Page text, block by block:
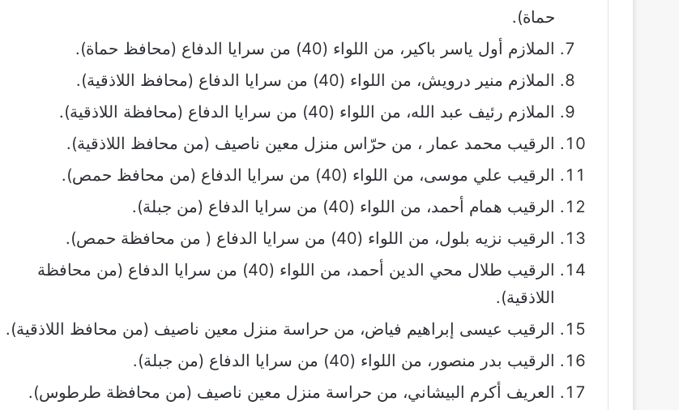
حماة).
الملازم أول ياسر باكير، من اللواء (40) من سرايا الدفاع (محافظ حماة).
الملازم منير درويش، من اللواء (40) من سرايا الدفاع (محافظ اللاذقية).
الملازم رئيف عبد الله، من اللواء (40) من سرايا الدفاع (محافظة اللاذقية).
الرقيب محمد عمار ، من حرّاس منزل معين ناصيف (من محافظ اللاذقية).
الرقيب علي موسى، من اللواء (40) من سرايا الدفاع (من محافظ حمص).
الرقيب همام أحمد، من اللواء (40) من سرايا الدفاع (من جبلة).
الرقيب نزيه بلول، من اللواء (40) من سرايا الدفاع ( من محافظة حمص).
الرقيب طلال محي الدين أحمد، من اللواء (40) من سرايا الدفاع (من محافظة
اللاذقية).
الرقيب عيسى إبراهيم فياض، من حراسة منزل معين ناصيف (من محافظ اللاذقية).
الرقيب بدر منصور، من اللواء (40) من سرايا الدفاع (من جبلة).
العريف أكرم البيشاني، من حراسة منزل معين ناصيف (من محافظة طرطوس).